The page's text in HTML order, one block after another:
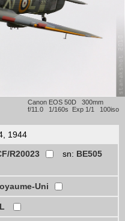
Canon EOS 50D 300mm
f/11.0 1/160s Exp 1/1 100iso
1944
R20023 sn: BE505
Uni